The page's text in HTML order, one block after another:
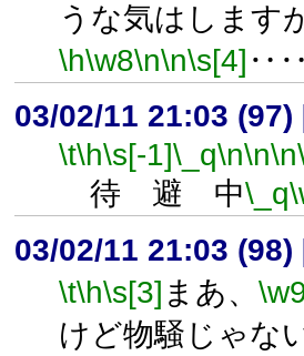
うな気はします
\h\w8\n\n\s[4]
03/02/11 21:03 (97)
\t\h\s[-1]\_q\n\n\n
待 避 中\_q
03/02/11 21:03 (98)
\t\h\s[3] まあ、
けど物騒じゃな